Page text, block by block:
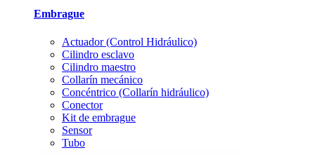
Embrague
Actuador (Control Hidráulico)
Cilindro esclavo
Cilindro maestro
Collarín mecánico
Concéntrico (Collarín hidráulico)
Conector
Kit de embrague
Sensor
Tubo